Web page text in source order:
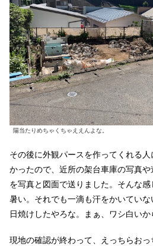
陽当たりめちゃくちゃええんよな。
その後に外観パースを作ってくれる
かったので、近所の架台車庫の写真
を写真と図面で送りました。そんな
暑い。それでも一滴も汗をかいてい
日焼けしたやろな。まぁ、ワシ白いか
現地の確認が終わって、えっちらおっ